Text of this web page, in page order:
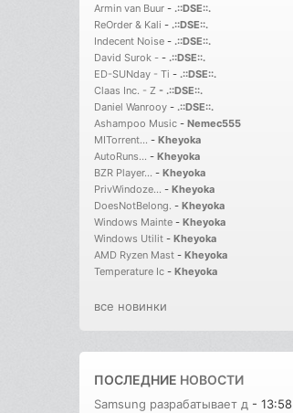
Armin van Buur - .::DSE::.
ReOrder & Kali - .::DSE::.
Indecent Noise - .::DSE::.
David Surok - - .::DSE::.
ED-SUNday - Ti - .::DSE::.
Claas Inc. - Z - .::DSE::.
Daniel Wanrooy - .::DSE::.
Ashampoo Music - Nemec555
MITorrent... - Kheyoka
AutoRuns... - Kheyoka
BZR Player... - Kheyoka
PrivWindoze... - Kheyoka
DoesNotBelong. - Kheyoka
Windows Mainte - Kheyoka
Windows Utilit - Kheyoka
AMD Ryzen Mast - Kheyoka
Temperature Ic - Kheyoka
все новинки
ПОСЛЕДНИЕ НОВОСТИ
Samsung разрабатывает д - 13:58